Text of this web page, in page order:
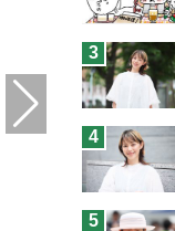
3
4
5